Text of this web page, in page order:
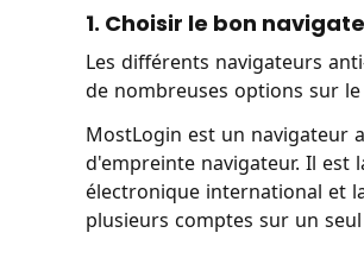
1. Choisir le bon
Les différents navigateurs
de nombreuses options sur le
MostLogin est un navigateur
d'empreinte navigateur. Il est
électronique international et
plusieurs comptes sur un